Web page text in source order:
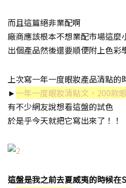
而且這篇絕非業配啊
廠商應該根本不想業配市場這麼
出個產品然後還要順便附上色彩
上次寫一年一度眼妝產品清點的
►一年一度眼妝清點文，200款
有不少網友說想看這盤的試色
於是乎今天就把它寫出來了！！
這盤是我之前去夏威夷的時候在